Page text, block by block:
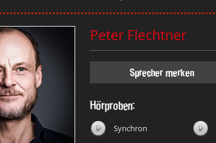
Peter Flechtner
Sprecher merken
Hörproben:
Synchron